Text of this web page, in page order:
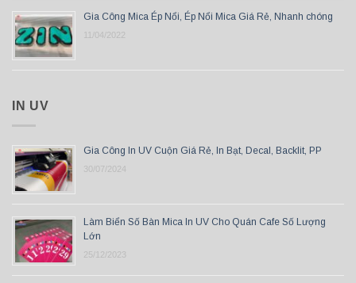
Gia Công Mica Ép Nổi, Ép Nổi Mica Giá Rẻ, Nhanh chóng
11/04/2022
IN UV
Gia Công In UV Cuộn Giá Rẻ, In Bạt, Decal, Backlit, PP
30/07/2024
Làm Biển Số Bàn Mica In UV Cho Quán Cafe Số Lượng
Lớn
25/12/2023